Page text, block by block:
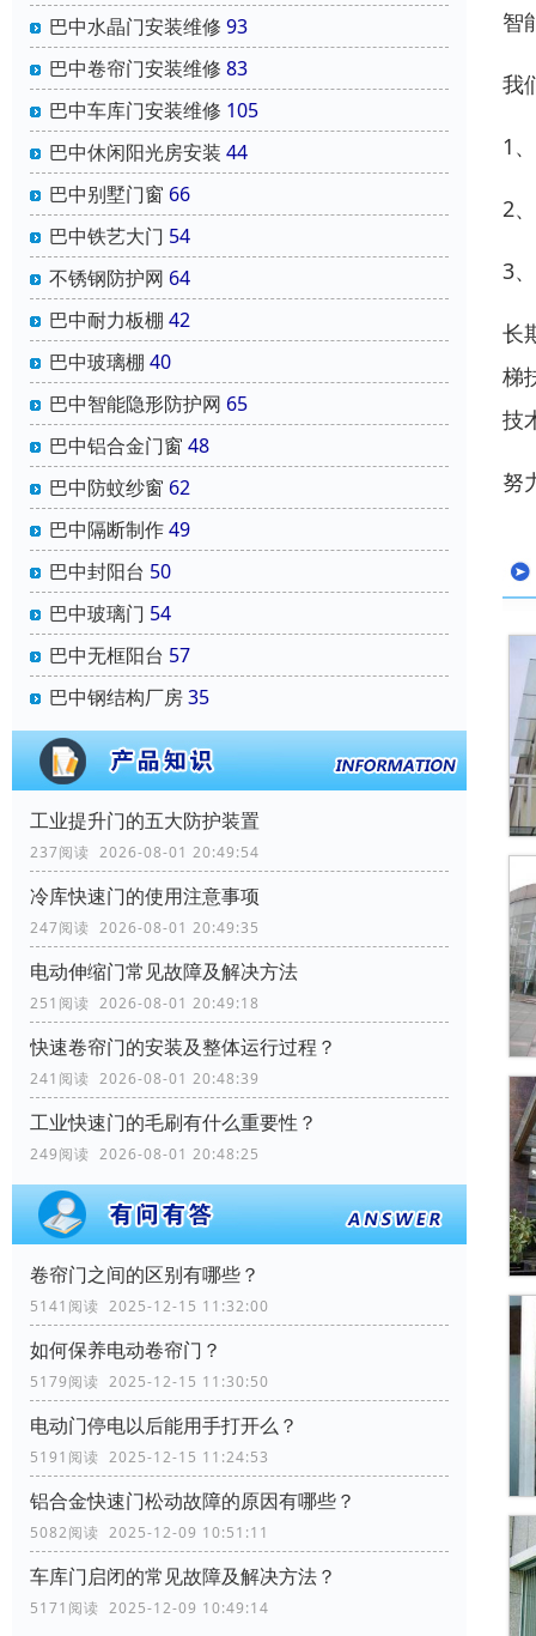
巴中水晶门安装维修 93
巴中卷帘门安装维修 83
巴中车库门安装维修 105
巴中休闲阳光房安装 44
巴中别墅门窗 66
巴中铁艺大门 54
不锈钢防护网 64
巴中耐力板棚 42
巴中玻璃棚 40
巴中智能隐形防护网 65
巴中铝合金门窗 48
巴中防蚊纱窗 62
巴中隔断制作49
巴中封阳台 50
巴中玻璃门 54
巴中无框阳台 57
巴中钢结构厂房35
工业提升门的五大防护装置
237阅读 2026-08-01 20:49:54
冷库快速门的使用注意事项
247阅读 2026-08-01 20:49:35
电动伸缩门常见故障及解决方法
251阅读 2026-08-01 20:49:18
快速卷帘门的安装及整体运行过程？
241阅读 2026-08-01 20:48:39
工业快速门的毛刷有什么重要性？
249阅读 2026-08-01 20:48:25
卷帘门之间的区别有哪些？
5141阅读 2025-12-15 11:32:00
如何保养电动卷帘门？
5179阅读 2025-12-15 11:30:50
电动门停电以后能用手打开么？
5191阅读 2025-12-15 11:24:53
铝合金快速门松动故障的原因有哪些？
5082阅读 2025-12-09 10:51:11
车库门启闭的常见故障及解决方法？
5171阅读 2025-12-09 10:49:14
智
我
1
2
3
长
梯
技
努